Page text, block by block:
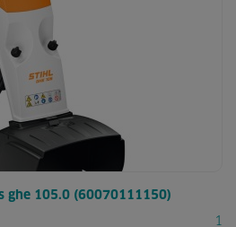
ghe 105.0 (60070111150)
1